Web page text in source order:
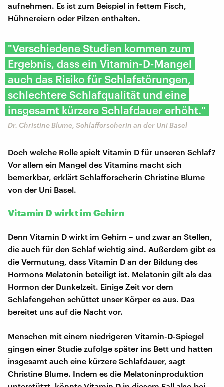
aufnehmen. Es ist zum Beispiel in fettem Fisch,
Hühnereiern oder Pilzen enthalten.
"Verschiedene Studien kommen zum
Ergebnis, dass ein Vitamin-D-Mangel
auch das Risiko für Schlafstörungen,
schlechtere Schlafqualität und eine
insgesamt kürzere Schlafdauer erhöht."
Dr. Christine Blume, Schlafforscherin an der Uni Basel
Doch welche Rolle spielt Vitamin D für unseren Schlaf?
Vor allem ein Mangel des Vitamins macht sich
bemerkbar, erklärt Schlafforscherin Christine Blume
von der Uni Basel.
Vitamin D wirkt im Gehirn
Denn Vitamin D wirkt im Gehirn – und zwar an Stellen,
die auch für den Schlaf wichtig sind. Außerdem gibt es
die Vermutung, dass Vitamin D an der Bildung des
Hormons Melatonin beteiligt ist. Melatonin gilt als das
Hormon der Dunkelzeit. Einige Zeit vor dem
Schlafengehen schüttet unser Körper es aus. Das
bereitet uns auf die Nacht vor.
Menschen mit einem niedrigeren Vitamin-D-Spiegel
gingen einer Studie zufolge später ins Bett und hatten
insgesamt auch eine kürzere Schlafdauer, sagt
Christine Blume. Indem es die Melatoninproduktion